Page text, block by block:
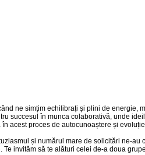
ne simțim echilibrați și plini de energie,
succesul în munca colaborativă, unde
în acest proces de autocunoaștere și evoluție.
și numărul mare de solicitări ne-au
invităm să te alături celei de-a doua